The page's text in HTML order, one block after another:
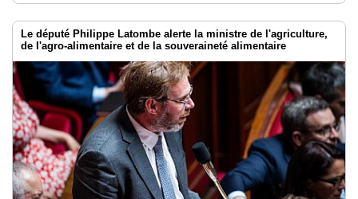
Le député Philippe Latombe alerte la ministre de l'agriculture,
de l'agro-alimentaire et de la souveraineté alimentaire